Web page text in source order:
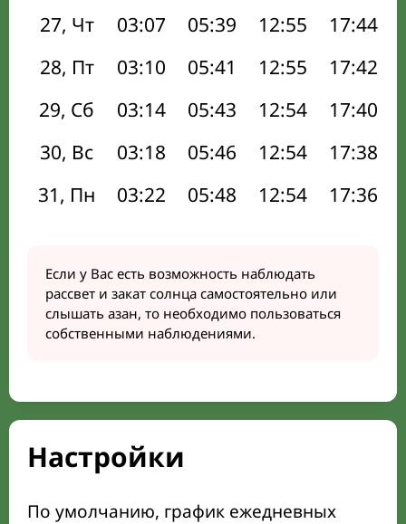
27, Чт
03:07 05:39 12:55 17:44
28, Пт
03:10 05:41 12:55 17:42
29, Сб
03:14 05:43 12:54 17:40
30, Вс
03:18 05:46 12:54 17:38
31, Пн
03:22 05:48 12:54 17:36
Если у Вас есть возможность наблюдать
рассвет и закат солнца самостоятельно или
слышать азан, то необходимо пользоваться
собственными наблюдениями.
Настройки
По умолчанию, график ежедневных